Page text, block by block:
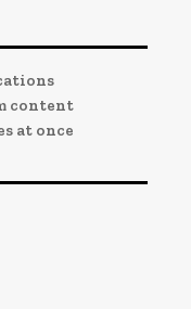
content
at once